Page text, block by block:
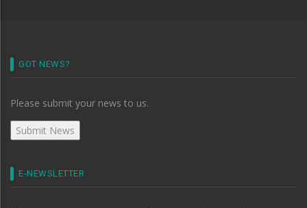
GOT NEWS?
Please submit your news to us.
E-NEWSLETTER